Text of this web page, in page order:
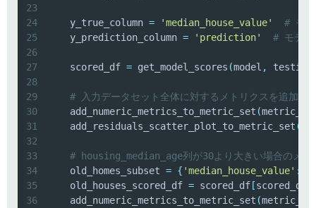
23
24
    y_true_column
= 'median_house_value'
# モデ
25
    y_prediction_column
= 'prediction'
# モデル
26
27
    scored_df
= get_model_scores (model ,
28
29
# 入力データセット全体に対するメトリクスを追加し
30
    add_numeric_metrics_to_metric_set
(
31
    add_residuals_scatter_plot_to_metric_set
(
32
33
# housing_median_age列が30より大きい場合のメト
34
    old_homes_subset
= { 'median_house_value' :
35
    old_houses_scored_df
= scored_df [scored_df
36
    add_numeric_metrics_to_metric_set
(